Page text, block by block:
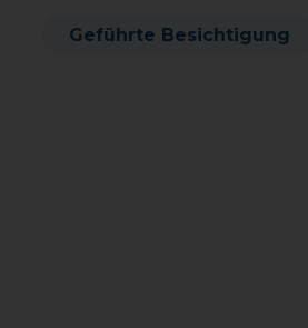
Geführte Besichtigung